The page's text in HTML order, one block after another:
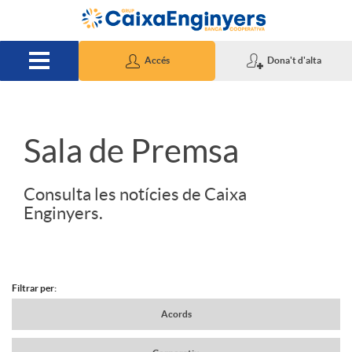
Salta al contingut principal
Accés Dona't d'alta
S
d
Sala de Premsa
Consulta les notícies de Caixa
Enginyers.
N
Filtrar per:
Acords